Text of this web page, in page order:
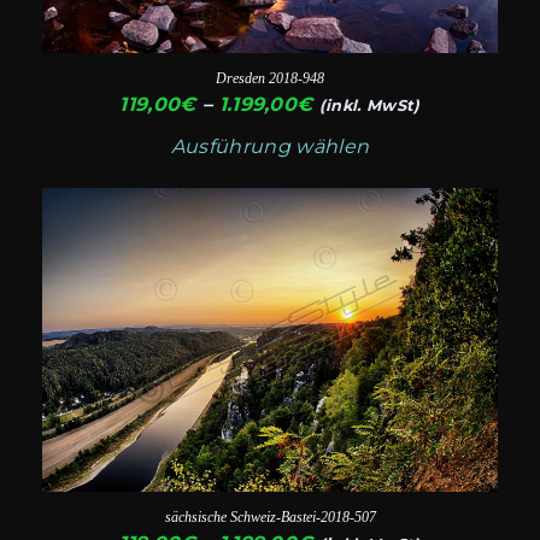
Dresden 2018-948
119,00€ – 1.199,00€Preisspanne:
bis
1.199,00€
(inkl. MwSt)
Ausführung wählen
können
sächsische Schweiz-Bastei-2018-507
Produkt
weist
Varianten
auf.
Die
Optionen
können